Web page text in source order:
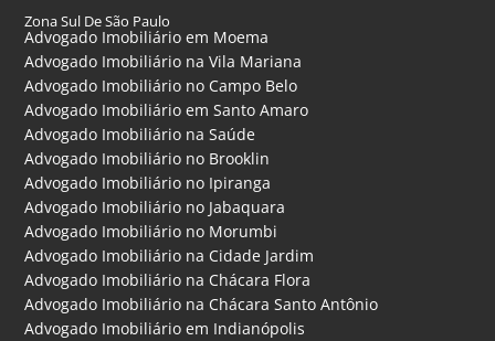
Zona Sul De São Paulo
Advogado Imobiliário em Moema
Advogado Imobiliário na Vila Mariana
Advogado Imobiliário no Campo Belo
Advogado Imobiliário em Santo Amaro
Advogado Imobiliário na Saúde
Advogado Imobiliário no Brooklin
Advogado Imobiliário no Ipiranga
Advogado Imobiliário no Jabaquara
Advogado Imobiliário no Morumbi
Advogado Imobiliário na Cidade Jardim
Advogado Imobiliário na Chácara Flora
Advogado Imobiliário na Chácara Santo Antônio
Advogado Imobiliário em Indianópolis